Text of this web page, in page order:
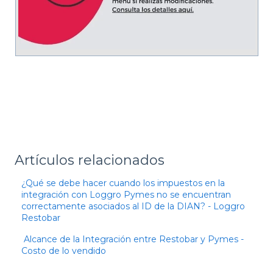
Artículos relacionados
¿Qué se debe hacer cuando los impuestos en la
integración con Loggro Pymes no se encuentran
correctamente asociados al ID de la DIAN? - Loggro
Restobar
Alcance de la Integración entre Restobar y Pymes -
Costo de lo vendido